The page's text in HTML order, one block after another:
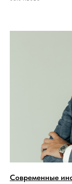
Современные